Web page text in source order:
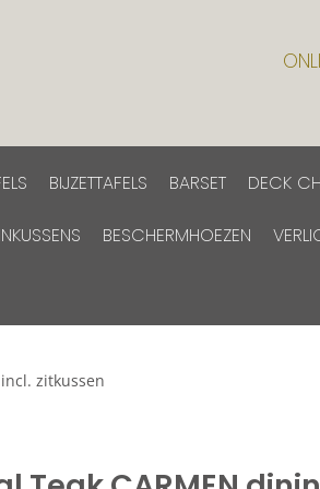
BIJZETTAFELS BARSET DECK
BESCHERMHOEZEN
zitkussen